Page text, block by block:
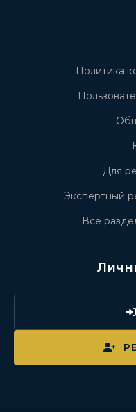
Политика
Для
Экспертный
Все